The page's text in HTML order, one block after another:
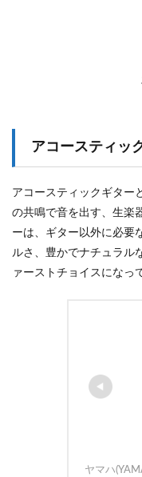
アコースティッ
アコースティックギター
の共鳴で音を出す、生楽
ーは、ギター以外に必要
ルさ、豊かでナチュラル
ァーストチョイスになっ
ヤマハ